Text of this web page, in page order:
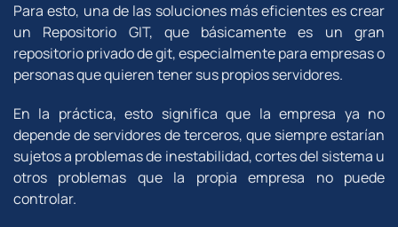
Para esto, una de las soluciones más eficientes es crear
un Repositorio GIT, que básicamente es un gran
repositorio privado de git, especialmente para empresas o
personas que quieren tener sus propios servidores.
En la práctica, esto significa que la empresa ya no
depende de servidores de terceros, que siempre estarían
sujetos a problemas de inestabilidad, cortes del sistema u
otros problemas que la propia empresa no puede
controlar.